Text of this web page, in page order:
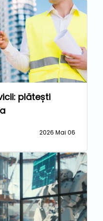
plătești
2026 Mai 06